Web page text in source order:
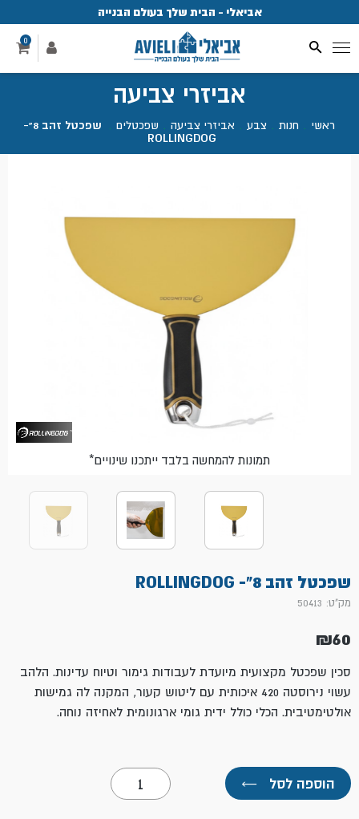
אביאלי - הבית שלך בעולם הבנייה
0
אביזרי צביעה
ראשי חנות צבע אביזרי צביעה שפכטלים
שפכטל זהב 8"-
ROLLINGDOG
שפכטל זהב 8"- ROLLINGDOG
מק"ט: 50413
₪60
סכין שפכטל מקצועית מיועדת לעבודות גימור וטיוח עדינות. הלהב
עשוי נירוסטה 420 איכותית עם ליטוש קעור, המקנה לה גמישות
אולטימטיבית. הכלי כולל ידית גומי ארגונומית לאחיזה נוחה.
הוספה לסל ←
כמות
של
שפכטל
*תמונות להמחשה בלבד ייתכנו שינויים